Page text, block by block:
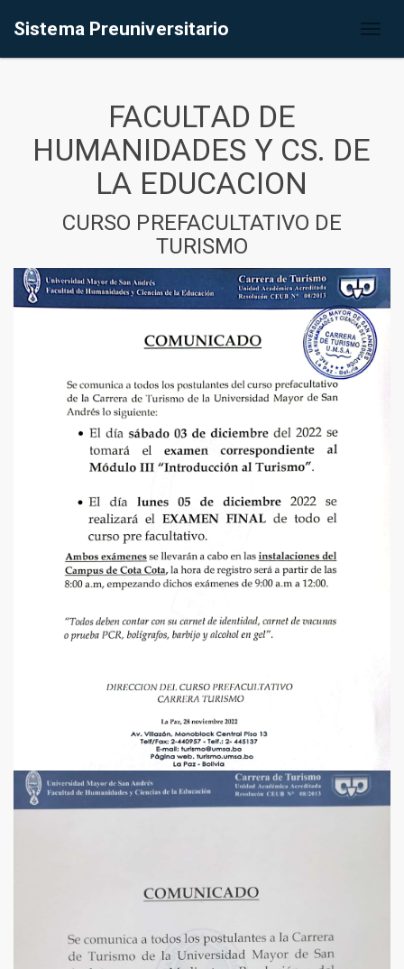
Sistema Preuniversitario
FACULTAD DE
HUMANIDADES Y CS. DE
LA EDUCACION
CURSO PREFACULTATIVO DE
TURISMO